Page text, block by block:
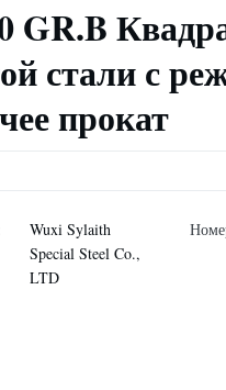
GR.B
стали с
прокат
Wuxi Sylaith
Special Steel Co.,
LTD